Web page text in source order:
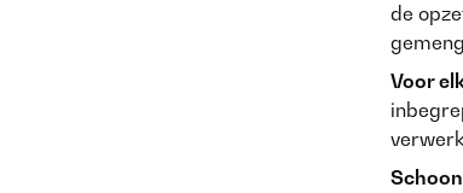
de
Voor